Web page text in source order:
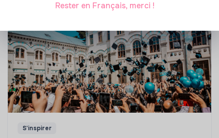
S'inspirer
Rester en Français, merci !